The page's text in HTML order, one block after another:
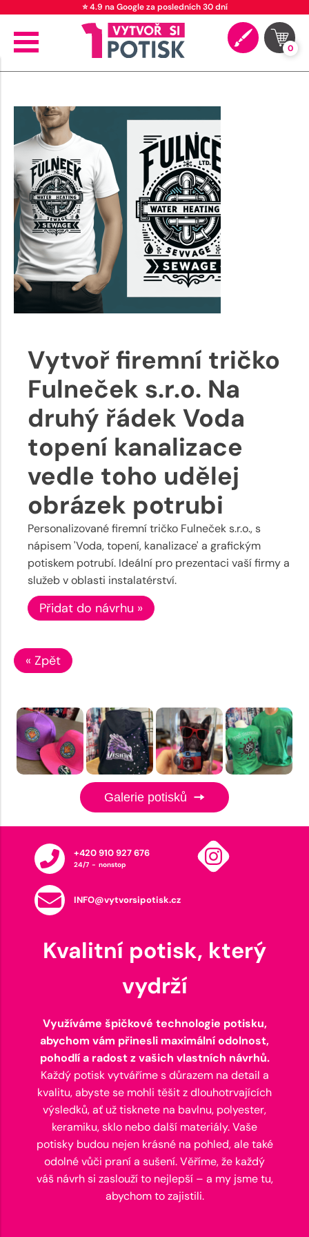
⭐ 4.9 na Google za posledních 30 dní
0
Vytvoř firemní tričko
Fulneček s.r.o. Na
druhý řádek Voda
topení kanalizace
vedle toho udělej
obrázek potrubi
Personalizované firemní tričko Fulneček s.r.o., s
nápisem 'Voda, topení, kanalizace' a grafickým
potiskem potrubí. Ideální pro prezentaci vaší firmy a
služeb v oblasti instalatérství.
Přidat do návrhu »
« Zpět
Galerie potisků
+420 910 927 676
24/7 - nonstop
INFO@vytvorsipotisk.cz
Kvalitní potisk, který
vydrží
Využíváme špičkové technologie potisku,
abychom vám přinesli maximální odolnost,
pohodlí a radost z vašich vlastních návrhů.
Každý potisk vytváříme s důrazem na detail a
kvalitu, abyste se mohli těšit z dlouhotrvajících
výsledků, ať už tisknete na bavlnu, polyester,
keramiku, sklo nebo další materiály. Vaše
potisky budou nejen krásné na pohled, ale také
odolné vůči praní a sušení. Věříme, že každý
váš návrh si zaslouží to nejlepší – a my jsme tu,
abychom to zajistili.